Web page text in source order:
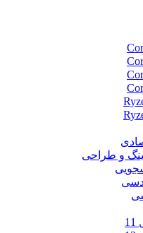
و طراحی